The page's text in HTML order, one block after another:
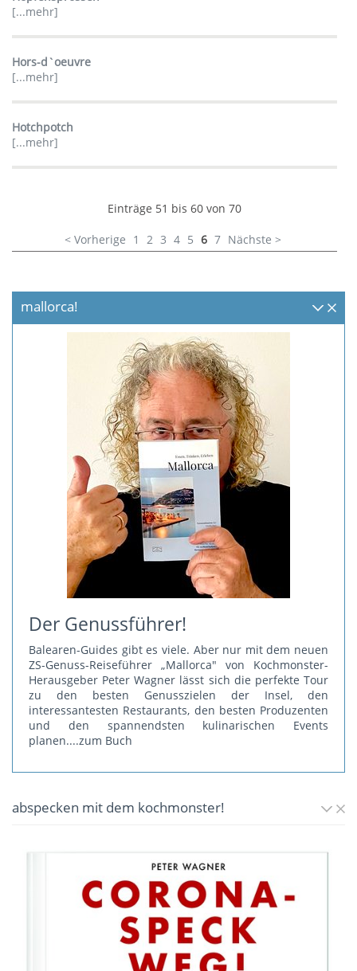
[...mehr]
Hors-d`oeuvre
[...mehr]
Hotchpotch
[...mehr]
Einträge 51 bis 60 von 70
< Vorherige 1 2 3 4 5 6 7 Nächste >
mallorca!
Der Genussführer!
Balearen-Guides gibt es viele. Aber nur mit dem neuen
ZS-Genuss-Reiseführer „Mallorca" von Kochmonster-
Herausgeber Peter Wagner lässt sich die perfekte Tour
zu den besten Genusszielen der Insel, den
interessantesten Restaurants, den besten Produzenten
und den spannendsten kulinarischen Events
planen....zum Buch
abspecken mit dem kochmonster!